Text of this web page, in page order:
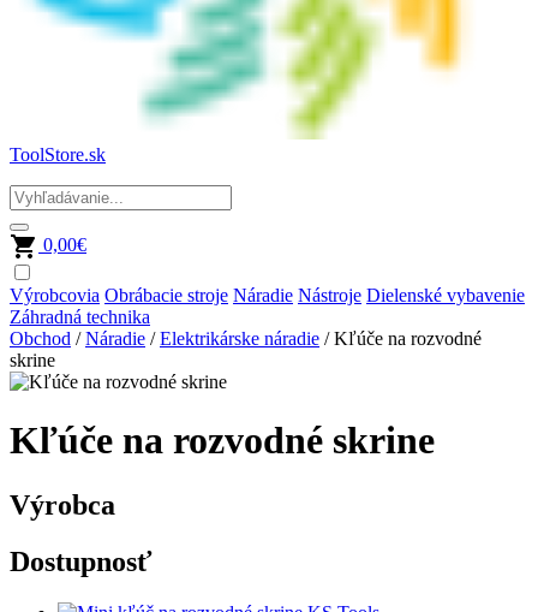
ToolStore.sk
0,00€
Výrobcovia Obrábacie stroje Náradie Nástroje Dielenské vybavenie
Záhradná technika
Obchod /Náradie /Elektrikárske náradie / Kľúče na rozvodné
skrine
Kľúče na rozvodné skrine
Výrobca
Dostupnosť